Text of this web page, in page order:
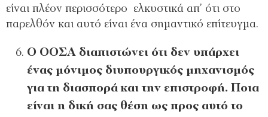
είναι πλέον περισσότερο ελκυστικά απ’ ότι στο
παρελθόν και αυτό είναι ένα σημαντικό επίτευγμα.
Ο ΟΟΣΑ διαπιστώνει ότι δεν υπάρχει
ένας μόνιμος διυπουργικός μηχανισμός
για τη διασπορά και την επιστροφή. Ποια
είναι η δική σας θέση ως προς αυτό το